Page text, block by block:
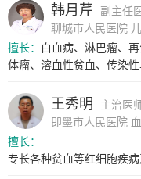
韩月芹
副主任
聊城市人民医院
擅长：
白血病、淋巴瘤、
体瘤、溶血性贫血、传染性
王秀明
主治医
即墨市人民医院
擅长：
专长各种贫血等红细胞疾